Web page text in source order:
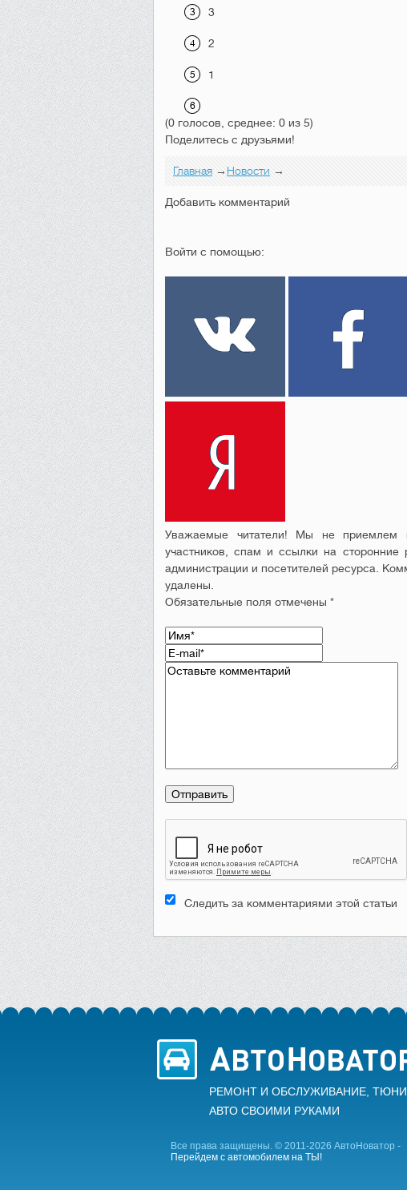
3
2
1
(0 голосов, среднее: 0 из 5)
Поделитесь с друзьями!
Главная →Новости →
Добавить комментарий
Войти с помощью:
Уважаемые читатели! Мы не приемлем
участников, спам и ссылки на
администрации и посетителей ресурса.
удалены.
Обязательные поля отмечены *
Следить за комментариями этой статьи
РЕМОНТ И ОБСЛУЖИВАНИЕ,
АВТО CВОИМИ РУКАМИ
Все права защищены. © 2011-2026 АвтоНоватор -
Перейдем с автомобилем на ТЫ!